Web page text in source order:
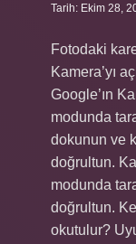
Tarih: Ekim 28,
Fotodaki
Kamera’yı
Google’ın
modunda
dokunun ve
doğrultun.
modunda
doğrultun.
okutulur?